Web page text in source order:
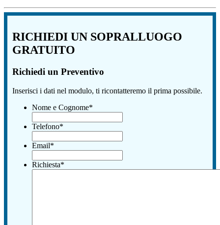
RICHIEDI UN SOPRALLUOGO
GRATUITO
Richiedi un Preventivo
Inserisci i dati nel modulo, ti ricontatteremo il prima possibile.
Nome e Cognome*
Telefono*
Email*
Richiesta*